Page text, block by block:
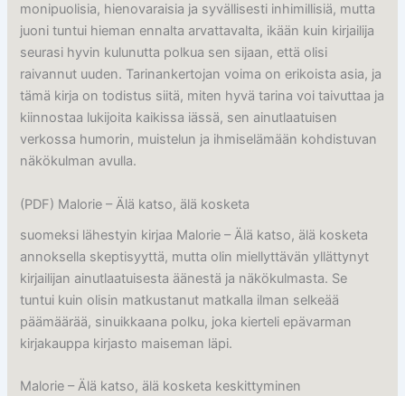
monipuolisia, hienovaraisia ja syvällisesti inhimillisiä, mutta
juoni tuntui hieman ennalta arvattavalta, ikään kuin kirjailija
seurasi hyvin kulunutta polkua sen sijaan, että olisi
raivannut uuden. Tarinankertojan voima on erikoista asia, ja
tämä kirja on todistus siitä, miten hyvä tarina voi taivuttaa ja
kiinnostaa lukijoita kaikissa iässä, sen ainutlaatuisen
verkossa humorin, muistelun ja ihmiselämään kohdistuvan
näkökulman avulla.
(PDF) Malorie – Älä katso, älä kosketa
suomeksi lähestyin kirjaa Malorie – Älä katso, älä kosketa
annoksella skeptisyyttä, mutta olin miellyttävän yllättynyt
kirjailijan ainutlaatuisesta äänestä ja näkökulmasta. Se
tuntui kuin olisin matkustanut matkalla ilman selkeää
päämäärää, sinuikkaana polku, joka kierteli epävarman
kirjakauppa kirjasto maiseman läpi.
Malorie – Älä katso, älä kosketa keskittyminen